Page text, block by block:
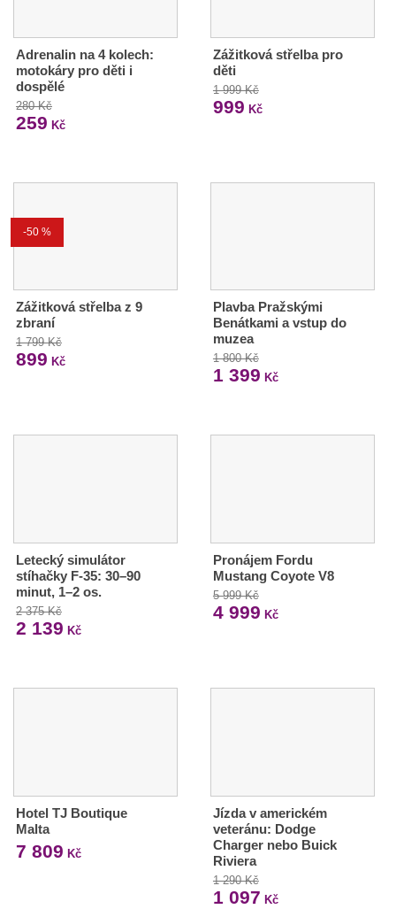
Adrenalin na 4 kolech:
motokáry pro děti i
dospělé
280 Kč
259 Kč
Zážitková střelba pro
děti
1 999 Kč
999 Kč
-50 %
Zážitková střelba z 9
zbraní
1 799 Kč
899 Kč
Plavba Pražskými
Benátkami a vstup do
muzea
1 800 Kč
1 399 Kč
Letecký simulátor
stíhačky F-35: 30–90
minut, 1–2 os.
2 375 Kč
2 139 Kč
Pronájem Fordu
Mustang Coyote V8
5 999 Kč
4 999 Kč
Hotel TJ Boutique
Malta
7 809 Kč
Jízda v americkém
veteránu: Dodge
Charger nebo Buick
Riviera
1 290 Kč
1 097 Kč